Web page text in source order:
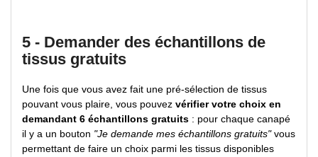
5 - Demander des échantillons de
tissus gratuits
Une fois que vous avez fait une pré-sélection de tissus
pouvant vous plaire, vous pouvez vérifier votre choix en
demandant 6 échantillons gratuits : pour chaque canapé
il y a un bouton "Je demande mes échantillons gratuits"vous
permettant de faire un choix parmi les tissus disponibles